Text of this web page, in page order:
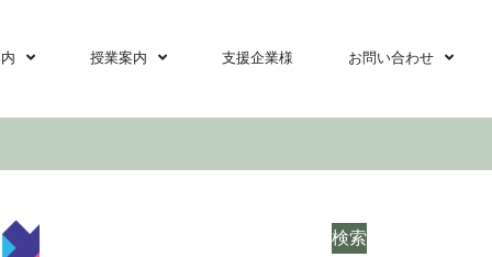
授業案内 支援企業様 お問い合わせ
検索